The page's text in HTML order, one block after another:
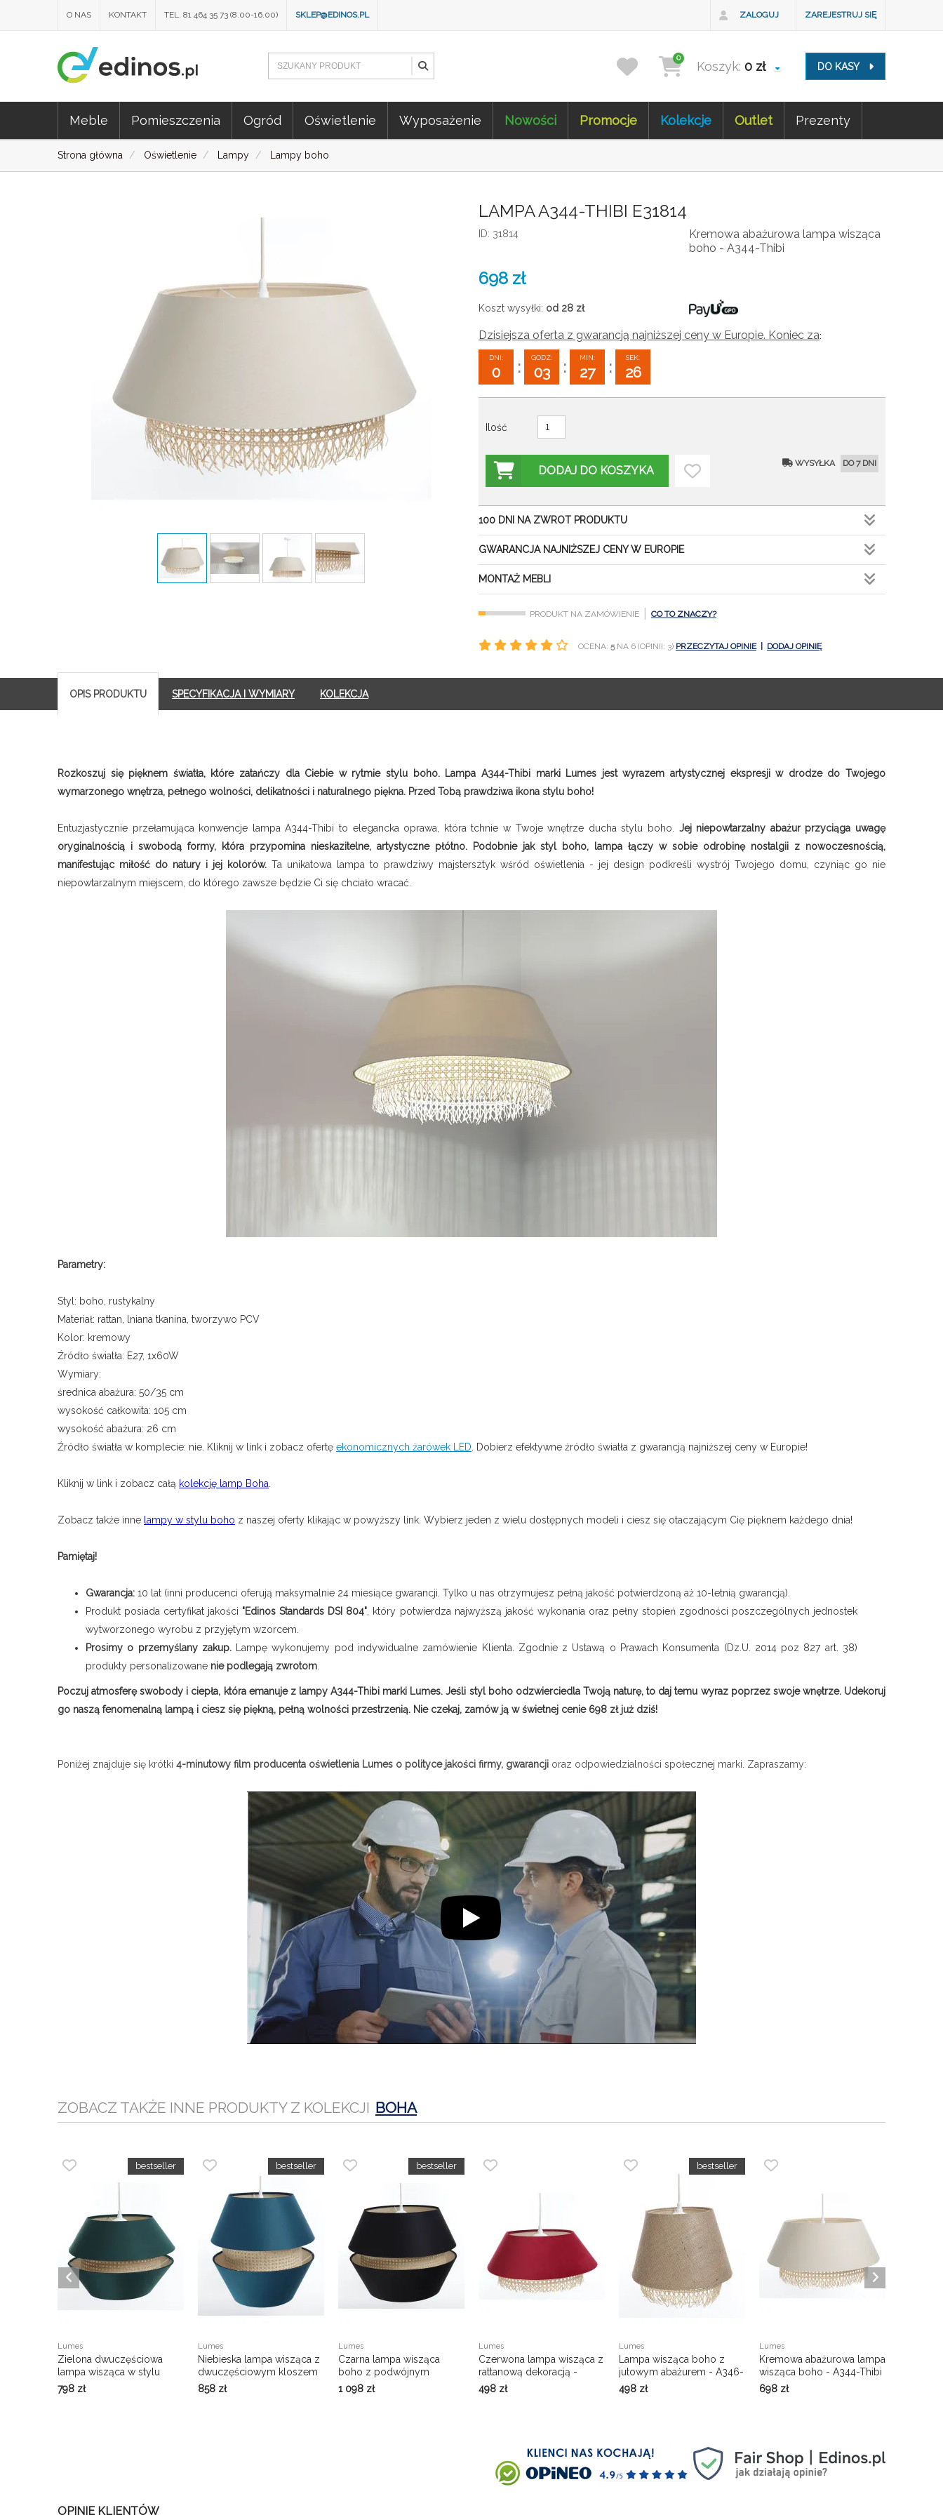
O NAS KONTAKT TEL. 81 464 35 73 (8.00-16.00) SKLEP@EDINOS.PL ZALOGUJ ZAREJESTRUJ SIĘ
Koszyk: 0 zł
0
DO KASY
Meble Pomieszczenia Ogród Oświetlenie Wyposażenie Nowości Promocje Kolekcje Outlet Prezenty
Strona główna Oświetlenie Lampy Lampy boho
LAMPA A344-THIBI E31814
ID: 31814
Kremowa abażurowa lampa wisząca
boho - A344-Thibi
698 zł
Koszt wysyłki: od 28 zł
Dzisiejsza oferta z gwarancją najniższej ceny w Europie. Koniec za:
DNI:
0 :
GODZ:
03 :
MIN:
27 :
SEK:
25
Ilość
DODAJ DO KOSZYKA
WYSYŁKA DO 7 DNI
100 DNI NA ZWROT PRODUKTU
GWARANCJA NAJNIŻSZEJ CENY W EUROPIE
MONTAŻ MEBLI
PRODUKT NA ZAMÓWIENIE CO TO ZNACZY?
OCENA: 5NA 6 (OPINII: 3) PRZECZYTAJ OPINIE DODAJ OPINIĘ
OPIS PRODUKTU SPECYFIKACJA I WYMIARY KOLEKCJA
Rozkoszuj się pięknem światła, które zatańczy dla Ciebie w rytmie stylu boho. Lampa A344-Thibi marki Lumes jest wyrazem artystycznej ekspresji w drodze do Twojego
wymarzonego wnętrza, pełnego wolności, delikatności i naturalnego piękna. Przed Tobą prawdziwa ikona stylu boho!
Entuzjastycznie przełamująca konwencje lampa A344-Thibi to elegancka oprawa, która tchnie w Twoje wnętrze ducha stylu boho. Jej niepowtarzalny abażur przyciąga uwagę
oryginalnością i swobodą formy, która przypomina nieskazitelne, artystyczne płótno. Podobnie jak styl boho, lampa łączy w sobie odrobinę nostalgii z nowoczesnością,
manifestując miłość do natury i jej kolorów. Ta unikatowa lampa to prawdziwy majstersztyk wśród oświetlenia - jej design podkreśli wystrój Twojego domu, czyniąc go nie
niepowtarzalnym miejscem, do którego zawsze będzie Ci się chciało wracać.
Parametry:
Styl: boho, rustykalny
Materiał: rattan, lniana tkanina, tworzywo PCV
Kolor: kremowy
Źródło światła: E27, 1x60W
Wymiary:
średnica abażura: 50/35 cm
wysokość całkowita: 105 cm
wysokość abażura: 26 cm
Źródło światła w komplecie: nie. Kliknij w link i zobacz ofertę ekonomicznych żarówek LED . Dobierz efektywne źródło światła z gwarancją najniższej ceny w Europie!
Kliknij w link i zobacz całą kolekcję lamp Boha
Zobacz także inne lampy w stylu boho z naszej oferty klikając w powyższy link. Wybierz jeden z wielu dostępnych modeli i ciesz się otaczającym Cię pięknem każdego dnia!
Pamiętaj!
Gwarancja: 10 lat (inni producenci oferują maksymalnie 24 miesiące gwarancji. Tylko u nas otrzymujesz pełną jakość potwierdzoną aż 10-letnią gwarancją).
Produkt posiada certyfikat jakości "Edinos Standards DSI 804" , który potwierdza najwyższą jakość wykonania oraz pełny stopień zgodności poszczególnych jednostek
wytworzonego wyrobu z przyjętym wzorcem.
Prosimy o przemyślany zakup.Lampę wykonujemy pod indywidualne zamówienie Klienta. Zgodnie z Ustawą o Prawach Konsumenta (Dz.U. 2014 poz 827 art. 38)
produkty personalizowane nie podlegają zwrotom
Poczuj atmosferę swobody i ciepła, która emanuje z lampy A344-Thibi marki Lumes. Jeśli styl boho odzwierciedla Twoją naturę, to daj temu wyraz poprzez swoje wnętrze. Udekoruj
go naszą fenomenalną lampą i ciesz się piękną, pełną wolności przestrzenią. Nie czekaj, zamów ją w świetnej cenie 698 zł już dziś!
Poniżej znajduje się krótki 4-minutowy film producenta oświetlenia Lumes o polityce jakości firmy, gwarancji oraz odpowiedzialności społecznej marki. Zapraszamy:
ZOBACZ TAKŻE INNE PRODUKTY Z KOLEKCJI BOHA
Lumes
Zielona dwuczęściowa
lampa wisząca w stylu
boho - A350-Oriana
798 zł
Lumes
Niebieska lampa wisząca z
dwuczęściowym kloszem
- A349-Oriana
858 zł
Lumes
Czarna lampa wisząca
boho z podwójnym
abażurem - A348-Oriana
1 098 zł
Lumes
Czerwona lampa wisząca z
rattanową dekoracją -
A347-Thibi
498 zł
Lumes
Lampa wisząca boho z
jutowym abażurem - A346-
Thibi
498 zł
Lumes
Kremowa abażurowa lampa
wisząca boho - A344-Thibi
698 zł
OPINIE KLIENTÓW